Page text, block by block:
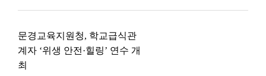
문경교육지원청, 학교급식관
계자 ‘위생 안전·힐링’ 연수 개
최